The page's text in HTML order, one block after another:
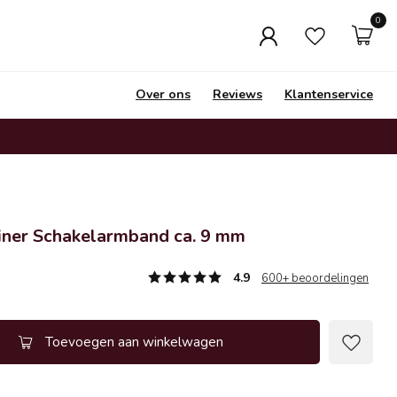
0
Over ons Reviews Klantenservice
Schakelarmband ca. 9 mm
4.9 600+ beoordelingen
Toevoegen aan winkelwagen